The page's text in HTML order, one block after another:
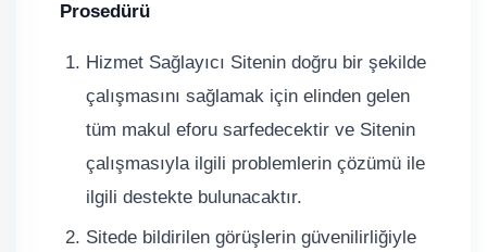
Prosedürü
Hizmet Sağlayıcı Sitenin doğru bir şekilde
çalışmasını sağlamak için elinden gelen
tüm makul eforu sarfedecektir ve Sitenin
çalışmasıyla ilgili problemlerin çözümü ile
ilgili destekte bulunacaktır.
Sitede bildirilen görüşlerin güvenilirliğiyle